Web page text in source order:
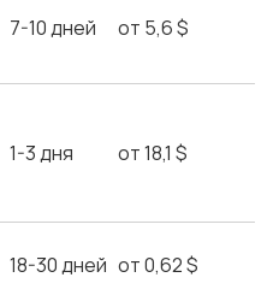
7-10 дней от 5,6 $
1-3 дня от 18,1 $
18-30 дней от 0,62 $